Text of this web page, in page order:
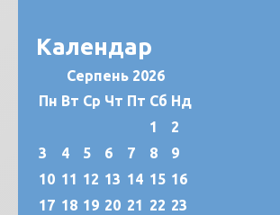
Календар
Серпень 2026
Пн Вт Ср Чт Пт Сб Нд
1
2
3
4 5 6 7 8
9
10 11 12 13 14 15 16
17 18 19 20 21 22 23